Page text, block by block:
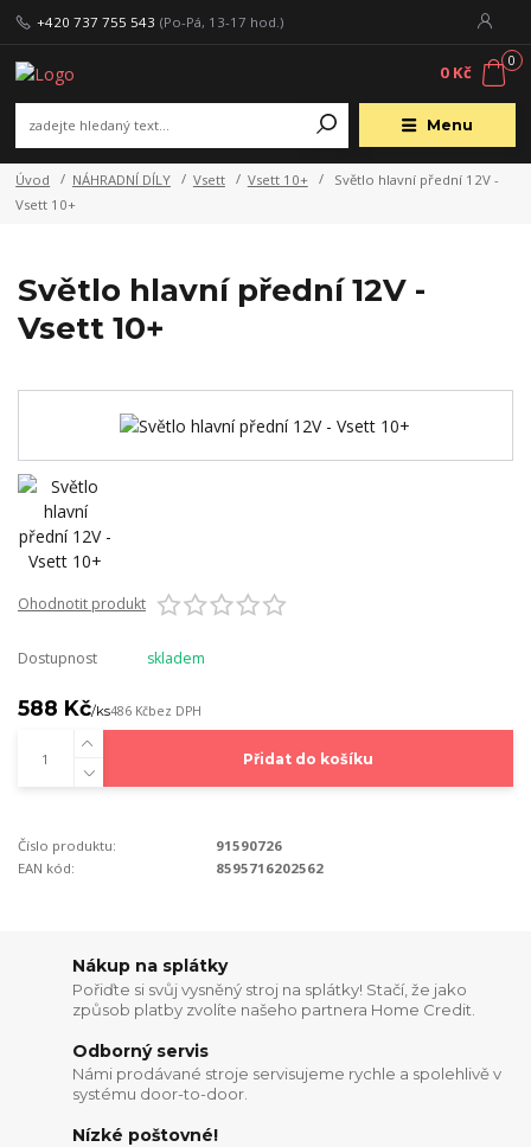
Menu
+420 737 755 543 (Po-Pá, 13-17 hod.)
0
0 Kč
Úvod NÁHRADNÍ DÍLY Vsett Vsett 10+
Světlo hlavní přední 12V -
Vsett 10+
Světlo hlavní přední 12V -
Vsett 10+
Ohodnotit produkt
Dostupnost skladem
588 Kč/ks486 Kčbez DPH
Přidat do košíku
Číslo produktu:
91590726
EAN kód:
8595716202562
Nákup na splátky
Pořiďte si svůj vysněný stroj na splátky! Stačí, že jako
způsob platby zvolíte našeho partnera Home Credit.
Odborný servis
Námi prodávané stroje servisujeme rychle a spolehlivě v
systému door-to-door.
Nízké poštovné!